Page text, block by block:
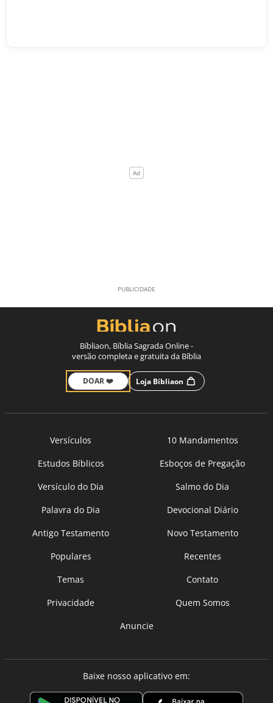
Bíbliaon, Bíblia Sagrada Online -
versão completa e gratuita da Bíblia
DOAR ❤️ Loja Bíbliaon
Versículos
10 Mandamentos
Estudos Bíblicos
Esboços de Pregação
Versículo do Dia
Salmo do Dia
Palavra do Dia
Devocional Diário
Antigo Testamento
Novo Testamento
Populares
Recentes
Temas
Contato
Privacidade
Quem Somos
Anuncie
Baixe nosso aplicativo em: